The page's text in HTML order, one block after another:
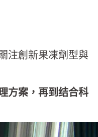
注創新果凍劑型與
方案，再到结合科